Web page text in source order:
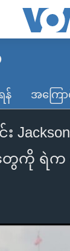
င်း
ခု အလွန်
မယ်
ျက်အလက်များ
န် အကြော
ေကို ရဲက